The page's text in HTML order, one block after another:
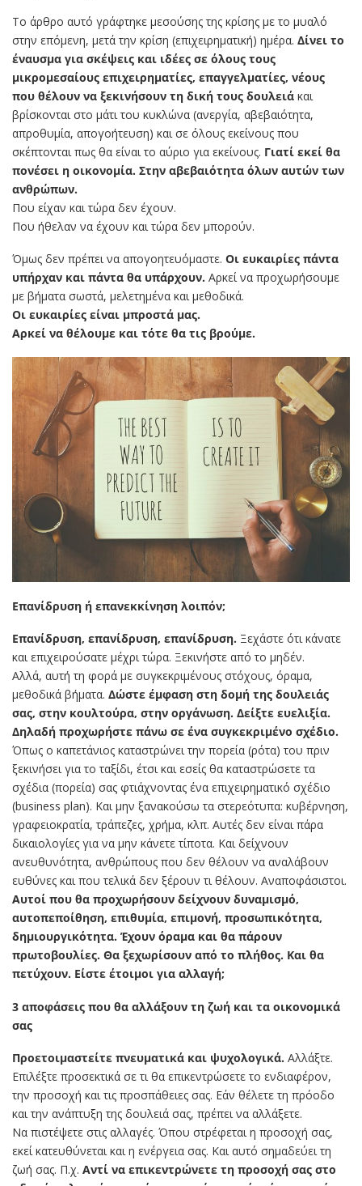
Το άρθρο αυτό γράφτηκε μεσούσης της κρίσης με το μυαλό
στην επόμενη, μετά την κρίση (επιχειρηματική) ημέρα. Δίνει το
έναυσμα για σκέψεις και ιδέες σε όλους τους
μικρομεσαίους επιχειρηματίες, επαγγελματίες, νέους
που θέλουν να ξεκινήσουν τη δική τους δουλειά και
βρίσκονται στο μάτι του κυκλώνα (ανεργία, αβεβαιότητα,
απροθυμία, απογοήτευση) και σε όλους εκείνους που
σκέπτονται πως θα είναι το αύριο για εκείνους. Γιατί εκεί θα
πονέσει η οικονομία. Στην αβεβαιότητα όλων αυτών των
ανθρώπων.
Που είχαν και τώρα δεν έχουν.
Που ήθελαν να έχουν και τώρα δεν μπορούν.
Όμως δεν πρέπει να απογοητευόμαστε. Οι ευκαιρίες πάντα
υπήρχαν και πάντα θα υπάρχουν. Αρκεί να προχωρήσουμε
με βήματα σωστά, μελετημένα και μεθοδικά.
Οι ευκαιρίες είναι μπροστά μας.
Αρκεί να θέλουμε και τότε θα τις βρούμε.
Επανίδρυση ή επανεκκίνηση λοιπόν;
Επανίδρυση, επανίδρυση, επανίδρυση. Ξεχάστε ότι κάνατε
και επιχειρούσατε μέχρι τώρα. Ξεκινήστε από το μηδέν.
Αλλά, αυτή τη φορά με συγκεκριμένους στόχους, όραμα,
μεθοδικά βήματα. Δώστε έμφαση στη δομή της δουλειάς
σας, στην κουλτούρα, στην οργάνωση. Δείξτε ευελιξία.
Δηλαδή προχωρήστε πάνω σε ένα συγκεκριμένο σχέδιο.
Όπως ο καπετάνιος καταστρώνει την πορεία (ρότα) του πριν
ξεκινήσει για το ταξίδι, έτσι και εσείς θα καταστρώσετε τα
σχέδια (πορεία) σας φτιάχνοντας ένα επιχειρηματικό σχέδιο
(business plan). Και μην ξανακούσω τα στερεότυπα: κυβέρνηση,
γραφειοκρατία, τράπεζες, χρήμα, κλπ. Αυτές δεν είναι πάρα
δικαιολογίες για να μην κάνετε τίποτα. Και δείχνουν
ανευθυνότητα, ανθρώπους που δεν θέλουν να αναλάβουν
ευθύνες και που τελικά δεν ξέρουν τι θέλουν. Αναποφάσιστοι.
Αυτοί που θα προχωρήσουν δείχνουν δυναμισμό,
αυτοπεποίθηση, επιθυμία, επιμονή, προσωπικότητα,
δημιουργικότητα. Έχουν όραμα και θα πάρουν
πρωτοβουλίες. Θα ξεχωρίσουν από το πλήθος. Και θα
πετύχουν. Είστε έτοιμοι για αλλαγή;
3 αποφάσεις που θα αλλάξουν τη ζωή και τα οικονομικά
σας
Προετοιμαστείτε πνευματικά και ψυχολογικά. Αλλάξτε.
Επιλέξτε προσεκτικά σε τι θα επικεντρώσετε το ενδιαφέρον,
την προσοχή και τις προσπάθειες σας. Εάν θέλετε τη πρόοδο
και την ανάπτυξη της δουλειά σας, πρέπει να αλλάξετε.
Να πιστέψετε στις αλλαγές. Όπου στρέφεται η προσοχή σας,
εκεί κατευθύνεται και η ενέργεια σας. Και αυτό σημαδεύει τη
ζωή σας. Π.χ. Αντί να επικεντρώνετε τη προσοχή σας στο